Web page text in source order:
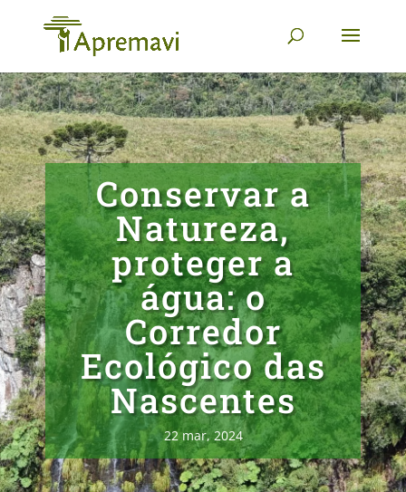
Conservar a
Natureza,
proteger a
água: o
Corredor
Ecológico das
Nascentes
22 mar, 2024